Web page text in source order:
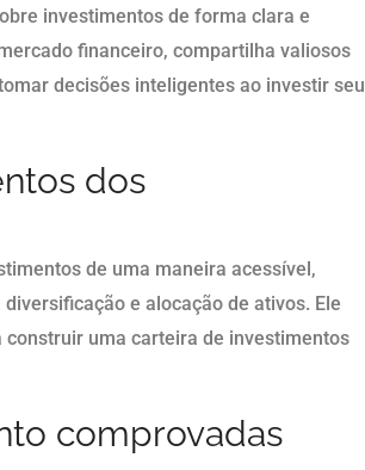
investimentos de forma clara e
financeiro, compartilha valiosos
decisões inteligentes ao investir seu
dos
de uma maneira acessível,
e alocação de ativos. Ele
uma carteira de investimentos
comprovadas